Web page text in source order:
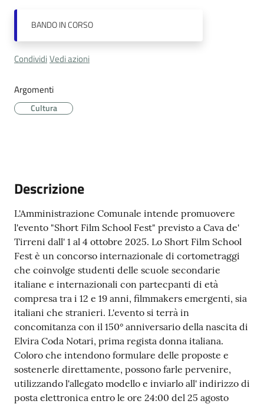
Vivere
Cava
de'
Tirreni
Seguici
su
BANDOIN CORSO
CondividiVedi azioni
Argomenti
Cultura
Descrizione
L'Amministrazione Comunale intende promuovere
l'evento "Short Film School Fest" previsto a Cava de'
Tirreni dall' 1 al 4 ottobre 2025. Lo Short Film School
Fest è un concorso internazionale di cortometraggi
che coinvolge studenti delle scuole secondarie
italiane e internazionali con partecpanti di età
compresa tra i 12 e 19 anni, filmmakers emergenti, sia
italiani che stranieri. L'evento si terrà in
concomitanza con il 150° anniversario della nascita di
Elvira Coda Notari, prima regista donna italiana.
Coloro che intendono formulare delle proposte e
sostenerle direttamente, possono farle pervenire,
utilizzando l'allegato modello e inviarlo all' indirizzo di
posta elettronica entro le ore 24:00 del 25 agosto